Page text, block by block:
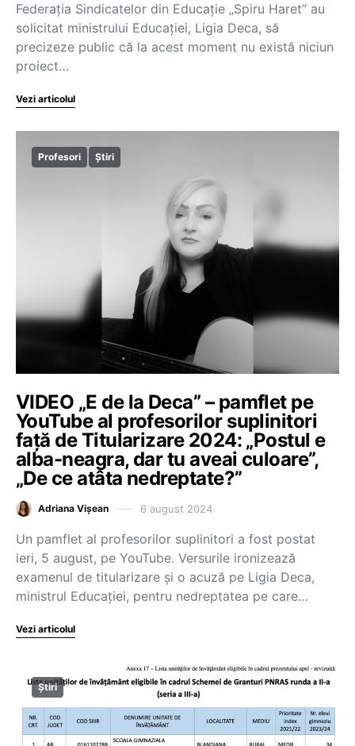
Federația Sindicatelor din Educație „Spiru Haret” au
solicitat ministrului Educației, Ligia Deca, să
precizeze public că la acest moment nu există niciun
proiect…
Vezi articolul
Profesori Știri
VIDEO „E de la Deca” – pamflet pe
YouTube al profesorilor suplinitori
față de Titularizare 2024: „Postul e
alba-neagra, dar tu aveai culoare”,
„De ce atâta nedreptate?”
Adriana Vișean 6 august 2024
Un pamflet al profesorilor suplinitori a fost postat
ieri, 5 august, pe YouTube. Versurile ironizează
examenul de titularizare și o acuză pe Ligia Deca,
ministrul Educației, pentru nedreptatea pe care…
Vezi articolul
Știri